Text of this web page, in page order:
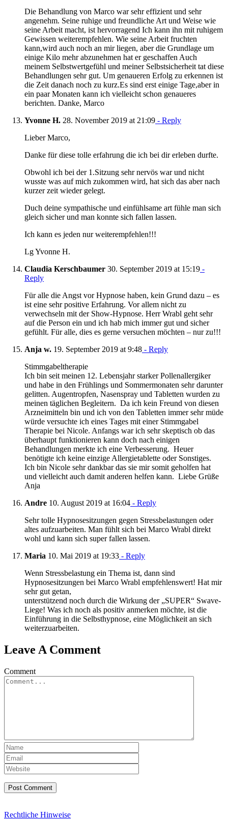
Die Behandlung von Marco war sehr effizient und sehr
angenehm. Seine ruhige und freundliche Art und Weise wie
seine Arbeit macht, ist hervorragend Ich kann ihn mit ruhigem
Gewissen weiterempfehlen. Wie seine Arbeit fruchten
kann,wird auch noch an mir liegen, aber die Grundlage um
einige Kilo mehr abzunehmen hat er geschaffen Auch
meinem Selbstwertgefühl und meiner Selbstsicherheit tat diese
Behandlungen sehr gut. Um genaueren Erfolg zu erkennen ist
die Zeit danach noch zu kurz.Es sind erst einige Tage,aber in
ein paar Monaten kann ich vielleicht schon genaueres
berichten. Danke, Marco
Yvonne H. 28. November 2019 at 21:09 - Reply
Lieber Marco,
Danke für diese tolle erfahrung die ich bei dir erleben durfte.
Obwohl ich bei der 1.Sitzung sehr nervös war und nicht
wusste was auf mich zukommen wird, hat sich das aber nach
kurzer zeit wieder gelegt.
Duch deine sympathische und einfühlsame art fühle man sich
gleich sicher und man konnte sich fallen lassen.
Ich kann es jeden nur weiterempfehlen!!!
Lg Yvonne H.
Claudia Kerschbaumer 30. September 2019 at 15:19 -
Reply
Für alle die Angst vor Hypnose haben, kein Grund dazu – es
ist eine sehr positive Erfahrung. Vor allem nicht zu
verwechseln mit der Show-Hypnose. Herr Wrabl geht sehr
auf die Person ein und ich hab mich immer gut und sicher
gefühlt. Für alle, dies es gerne versuchen möchten – nur zu!!!
Anja w. 19. September 2019 at 9:48 - Reply
Stimmgabeltherapie
Ich bin seit meinen 12. Lebensjahr starker Pollenallergiker
und habe in den Frühlings und Sommermonaten sehr darunter
gelitten. Augentropfen, Nasenspray und Tabletten wurden zu
meinen täglichen Begleitern. Da ich kein Freund von diesen
Arzneimitteln bin und ich von den Tabletten immer sehr müde
würde versuchte ich eines Tages mit einer Stimmgabel
Therapie bei Nicole. Anfangs war ich sehr skeptisch ob das
überhaupt funktionieren kann doch nach einigen
Behandlungen merkte ich eine Verbesserung. Heuer
benötigte ich keine einzige Allergietablette oder Sonstiges.
Ich bin Nicole sehr dankbar das sie mir somit geholfen hat
und vielleicht auch damit anderen helfen kann. Liebe Grüße
Anja
Andre 10. August 2019 at 16:04 - Reply
Sehr tolle Hypnosesitzungen gegen Stressbelastungen oder
altes aufzuarbeiten. Man fühlt sich bei Marco Wrabl direkt
wohl und kann sich super fallen lassen.
Maria 10. Mai 2019 at 19:33 - Reply
Wenn Stressbelastung ein Thema ist, dann sind
Hypnosesitzungen bei Marco Wrabl empfehlenswert! Hat mir
sehr gut getan,
unterstützend noch durch die Wirkung der „SUPER“ Swave-
Liege! Was ich noch als positiv anmerken möchte, ist die
Einführung in die Selbsthypnose, eine Möglichkeit an sich
weiterzuarbeiten.
Leave A Comment
Comment
Rechtliche Hinweise